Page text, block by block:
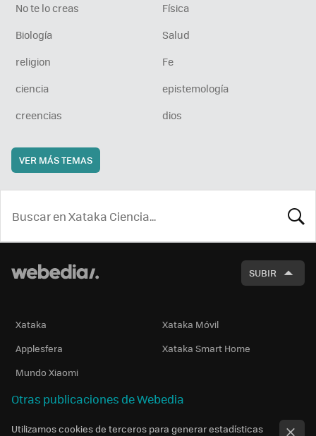
No te lo creas
Física
Biología
Salud
religion
Fe
ciencia
epistemología
creencias
dios
VER MÁS TEMAS
SUBIR
Xataka
Xataka Móvil
Applesfera
Xataka Smart Home
Mundo Xiaomi
Otras publicaciones de Webedia
Utilizamos cookies de terceros para generar estadísticas